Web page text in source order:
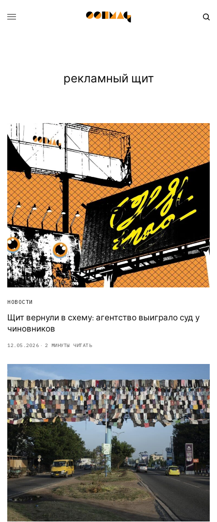
рекламный щит
НОВОСТИ
Щит вернули в схему: агентство выиграло суд у
чиновников
12.05.2026 2 МИНУТЫ ЧИТАТЬ